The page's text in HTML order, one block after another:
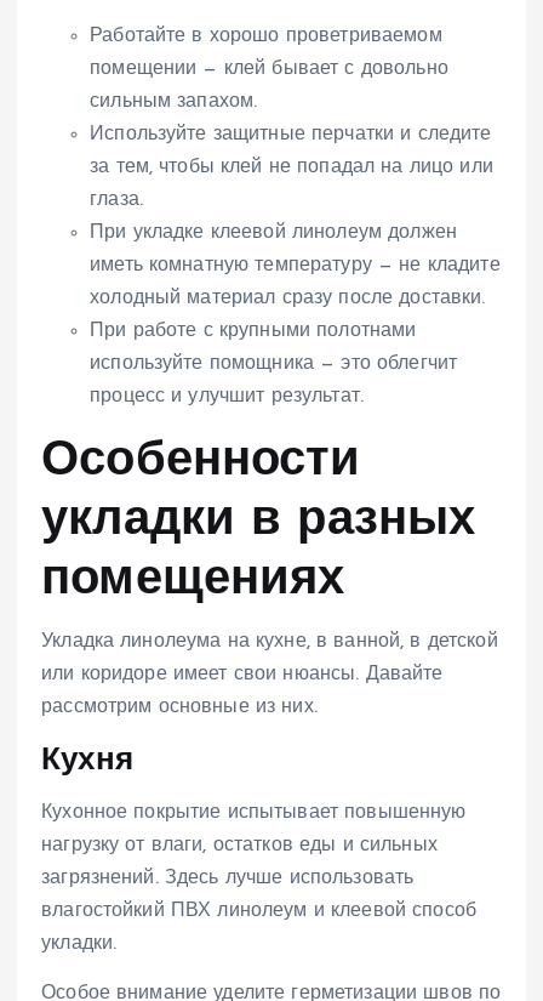
Работайте в хорошо проветриваемом
помещении — клей бывает с довольно
сильным запахом.
Используйте защитные перчатки и следите
за тем, чтобы клей не попадал на лицо или
глаза.
При укладке клеевой линолеум должен
иметь комнатную температуру — не кладите
холодный материал сразу после доставки.
При работе с крупными полотнами
используйте помощника — это облегчит
процесс и улучшит результат.
Особенности
укладки в разных
помещениях
Укладка линолеума на кухне, в ванной, в детской
или коридоре имеет свои нюансы. Давайте
рассмотрим основные из них.
Кухня
Кухонное покрытие испытывает повышенную
нагрузку от влаги, остатков еды и сильных
загрязнений. Здесь лучше использовать
влагостойкий ПВХ линолеум и клеевой способ
укладки.
Особое внимание уделите герметизации швов по